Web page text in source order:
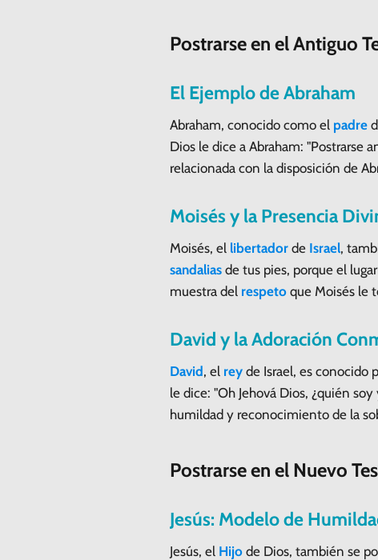
Postrarse en el Antiguo
El Ejemplo de Abraham
Abraham, conocido como el padre
Dios le dice a Abraham: "Postrarse
relacionada con la disposición de
Moisés y la Presencia
Moisés, el libertador de Israel,
sandalias de tus pies, porque el
muestra del respeto que Moisés le
David y la Adoración
David, el rey de Israel, es conocido
le dice: "Oh Jehová Dios, ¿quién
humildad y reconocimiento de la
Postrarse en el Nuevo
Jesús: Modelo de
Jesús, el Hijo de Dios, también se